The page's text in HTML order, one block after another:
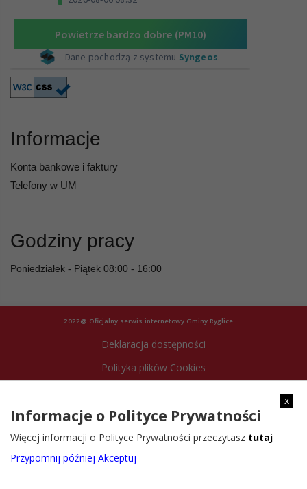
Informacje
Konta bankowe i faktury
Telefony w UM
Godziny pracy
Poniedziałek - Piątek 08:00 - 16:00
2022@ Oficjalny serwis internetowy Gminy Ryglice
Deklaracja dostępności
Polityka plików Cookies
x
Informacje o Polityce Prywatności
Więcej informacji o Polityce Prywatności przeczytasz tutaj
Przypomnij później Akceptuj